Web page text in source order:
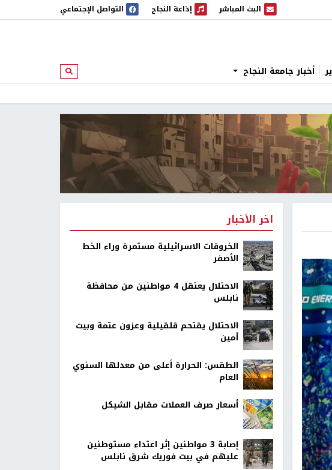
البث المباشر
البث المباشر إذاعة النجاح
إذاعة النجاح التواصل الإجتماعي
أخبار جامعة النجاح ابحث
اخر الأخبار
الخروقات الاسرائيلية مستمرة وراء الخط
الأصفر
الاحتلال يعتقل 4 مواطنين من محافظة
نابلس
الاحتلال يقتحم قلقيلية وعزون عتمة وبيت
أمين
الطقس: الحرارة أعلى من معدلها السنوي
العام
أسعار صرف العملات مقابل الشيكل
إصابة 3 مواطنين إثر اعتداء مستوطنين
عليهم في بيت فوريك شرق نابلس